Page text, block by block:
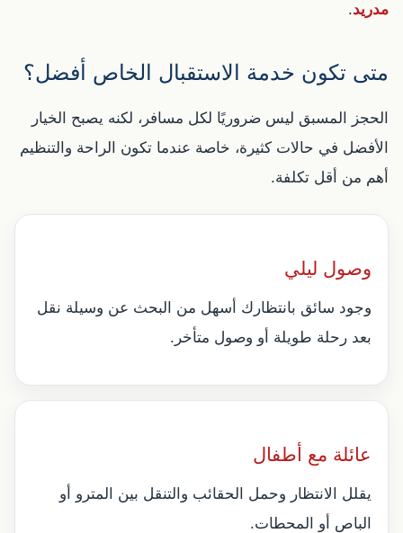
مدريد.
متى تكون خدمة الاستقبال الخاص أفضل؟
الحجز المسبق ليس ضروريًا لكل مسافر، لكنه يصبح الخيار
الأفضل في حالات كثيرة، خاصة عندما تكون الراحة والتنظيم
أهم من أقل تكلفة.
وصول ليلي
وجود سائق بانتظارك أسهل من البحث عن وسيلة نقل
بعد رحلة طويلة أو وصول متأخر.
عائلة مع أطفال
يقلل الانتظار وحمل الحقائب والتنقل بين المترو أو
الباص أو المحطات.